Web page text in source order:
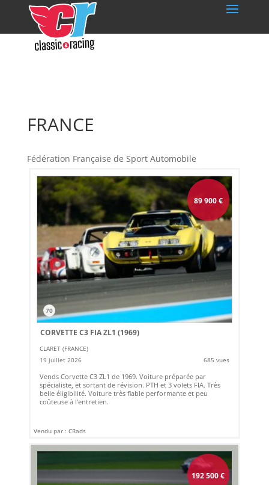
FRANCE
Fédération Française de Sport Automobile
89 900€
70
CORVETTE C3 FIA ZL1 (1969)
CLARET (FRANCE)
19 juillet 2026
685 vues
Vends Corvette C3 ZL1 de 1969. Voiture préparée par
spécialiste, et sortant de révision. PTH et 3 volets FIA. Très
belle éligibilité. Voiture très fiable performante et peu
coûteuse à l'entretien.
Vendu par : CRads
192 500€